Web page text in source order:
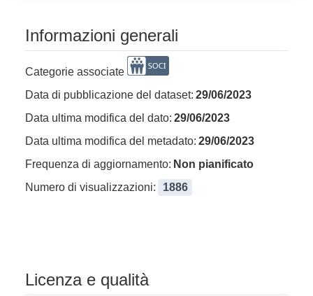
Informazioni generali
Categorie associate
Data di pubblicazione del dataset: 29/06/2023
Data ultima modifica del dato: 29/06/2023
Data ultima modifica del metadato: 29/06/2023
Frequenza di aggiornamento: Non pianificato
Numero di visualizzazioni:
1886
Licenza e qualità